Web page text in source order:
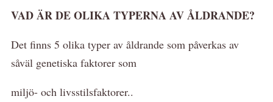
VAD ÄR DE OLIKA TYPERNA AV ÅLDRANDE?
Det finns 5 olika typer av åldrande som påverkas av
såväl genetiska faktorer som
miljö- och livsstilsfaktorer..